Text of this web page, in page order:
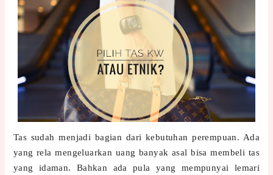
Tas sudah menjadi bagian dari kebutuhan perempuan. Ada
yang rela mengeluarkan uang banyak asal bisa membeli tas
yang idaman. Bahkan ada pula yang mempunyai lemari